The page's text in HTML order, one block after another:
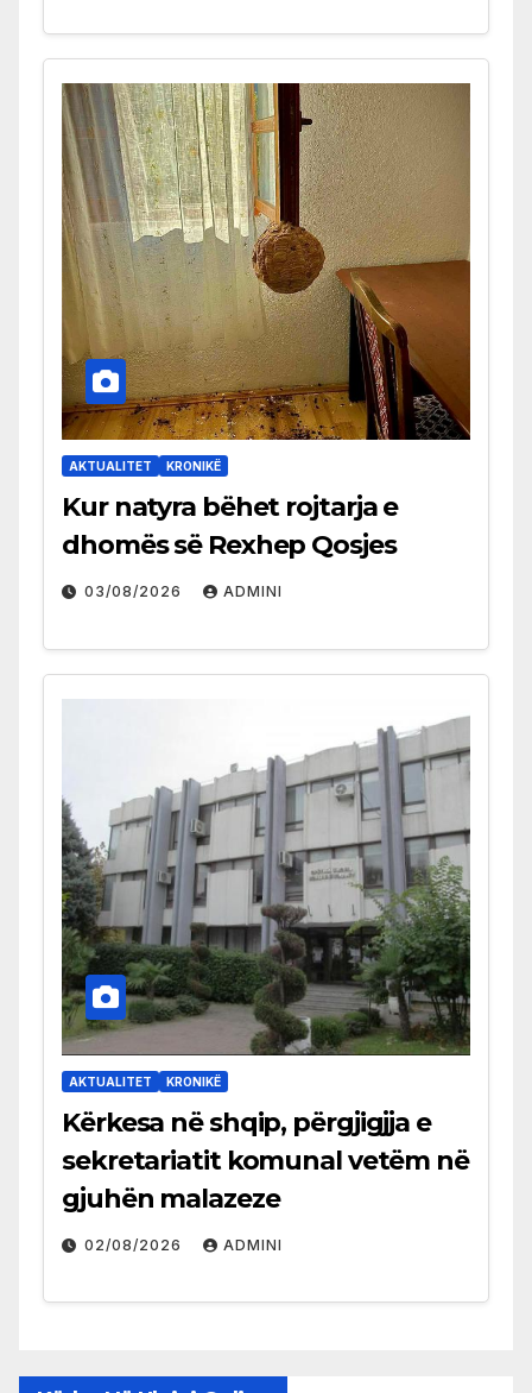
AKTUALITET KRONIKË
Kur natyra bëhet rojtarja e
dhomës së Rexhep Qosjes
03/08/2026 ADMINI
AKTUALITET KRONIKË
Kërkesa në shqip, përgjigjja e
sekretariatit komunal vetëm në
gjuhën malazeze
02/08/2026 ADMINI